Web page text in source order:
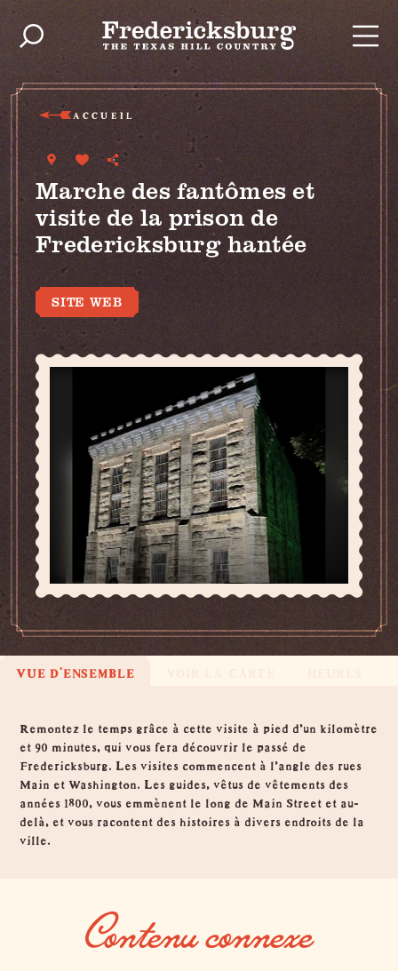
Skip to content
ACCUEIL
Marche des fantômes et
visite de la prison de
Fredericksburg hantée
SITE WEB
(830) 342-2170
VUE D'ENSEMBLE
Vue d'ensemble
Remontez le temps grâce à cette visite à pied d'un kilomètre
et 90 minutes, qui vous fera découvrir le passé de
Fredericksburg. Les visites commencent à l'angle des rues
Main et Washington. Les guides, vêtus de vêtements des
années 1800, vous emmènent le long de Main Street et au-
delà, et vous racontent des histoires à divers endroits de la
ville.
Contenu connexe